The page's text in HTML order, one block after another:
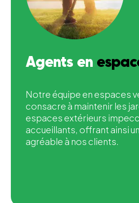
Agents en
Notre équipe en espaces
consacre à maintenir les
espaces extérieurs
accueillants, offrant ainsi
agréable à nos clients.